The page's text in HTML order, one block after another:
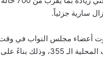
سارية جزئياً.
أعضاء مجلس النواب في
العادلة من اللاجئين.